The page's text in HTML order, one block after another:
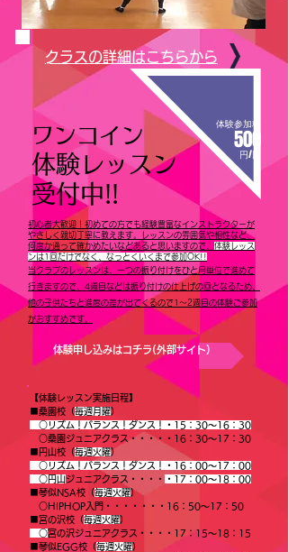
​クラスの詳細はこちらから
​体験参加料
500
円/回
​ワンコイン
体験レッスン
​受付中!!
初心者大歓迎！初めての方でも経験豊富なインストラクターが
やさしく親切丁寧に教えます。レッスンの雰囲気や相性など、
何度か通って確かめたいなどあると思いますので、 体験レッス
ンは1回だけでなく、なっとくいくまで参加OK!!
当クラブのレッスンは、一つの振り付けをひと月単位で進めて
行きますので、4週目などは振り付けの仕上げの回となるため、
他の子供たちと進度の差が出てくるので1〜2週目の体験ご参加
がおすすめです。
体験申し込みはコチラ(外部サイト)
【体験レッスン実施日程】
■桑園校（毎週月 曜）
○リズム！バランス！ダンス！・15：30〜16：30
○桑園ジュニアクラス・・・・・16：30〜17：30
■円山校（毎週火 曜）
○リズム！バランス！ダンス！・16：00〜17：00
○円山 ジュニアクラス・・・・
・17：00〜18：00
■琴似NSA校（毎週火曜）
○HIPHOP入門・・・・・・・16：50〜17：50
■宮の沢校（毎週火曜）
○宮の沢ジュニアクラス・・・・17：15〜18：15
■琴似EGG校（毎週火曜）